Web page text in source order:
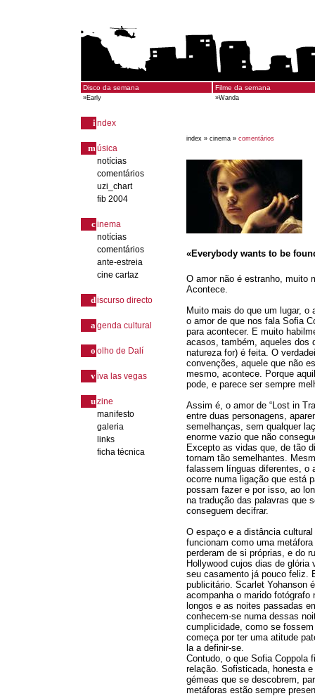
Disco da semana Filme da semana
»Early »Wanda
index
música
notícias
comentários
uzi_chart
fib 2004
cinema
notícias
comentários
ante-estreia
cine cartaz
discurso directo
agenda cultural
o olho de Dalí
viva las vegas
uzine
manifesto
galeria
links
ficha técnica
index » cinema » comentários
«Everybody wants to be
O amor não é estranho, muito
Acontece.
Muito mais do que um lugar, o
o amor de que nos fala Sofia
para acontecer. E muito
acasos, também, aqueles dos
natureza for) é feita. O
convenções, aquele que não
mesmo, acontece. Porque
pode, e parece ser sempre
Assim é, o amor de “Lost in
entre duas personagens,
semelhanças, sem qualquer
enorme vazio que não
Excepto as vidas que, de tão
tornam tão semelhantes.
falassem línguas diferentes, o
ocorre numa ligação que está
possam fazer e por isso, ao
na tradução das palavras que
conseguem decifrar.
O espaço e a distância
funcionam como uma
perderam de si próprias, e do
Hollywood cujos dias de
seu casamento já pouco feliz.
publicitário. Scarlet Yohanson
acompanha o marido
longos e as noites passadas
conhecem-se numa dessas
cumplicidade, como se
começa por ter uma atitude
la a definir-se.
Contudo, o que Sofia Coppola
relação. Sofisticada, honesta
gémeas que se descobrem,
metáforas estão sempre